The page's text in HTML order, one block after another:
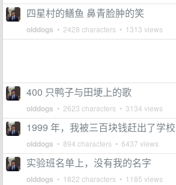
四星村的鳝鱼 鼻青脸肿的笑
olddogs • 2428 characters • 1313 views
400 只鸭子与田埂上的歌
olddogs • 2623 characters • 3134 views
1999 年，我被三百块钱赶出了学校
olddogs • 894 characters • 6437 views
实验班名单上，没有我的名字
olddogs • 1822 characters • 1185 views